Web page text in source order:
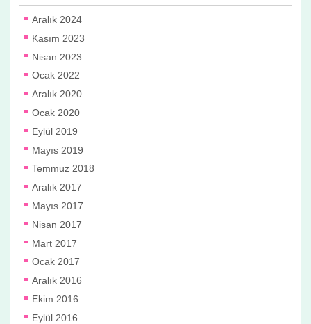
Aralık 2024
Kasım 2023
Nisan 2023
Ocak 2022
Aralık 2020
Ocak 2020
Eylül 2019
Mayıs 2019
Temmuz 2018
Aralık 2017
Mayıs 2017
Nisan 2017
Mart 2017
Ocak 2017
Aralık 2016
Ekim 2016
Eylül 2016